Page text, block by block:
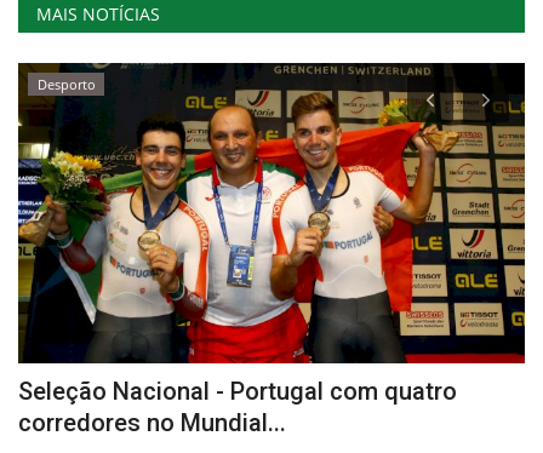
MAIS NOTÍCIAS
Desporto
Seleção Nacional - Portugal com quatro
corredores no Mundial...